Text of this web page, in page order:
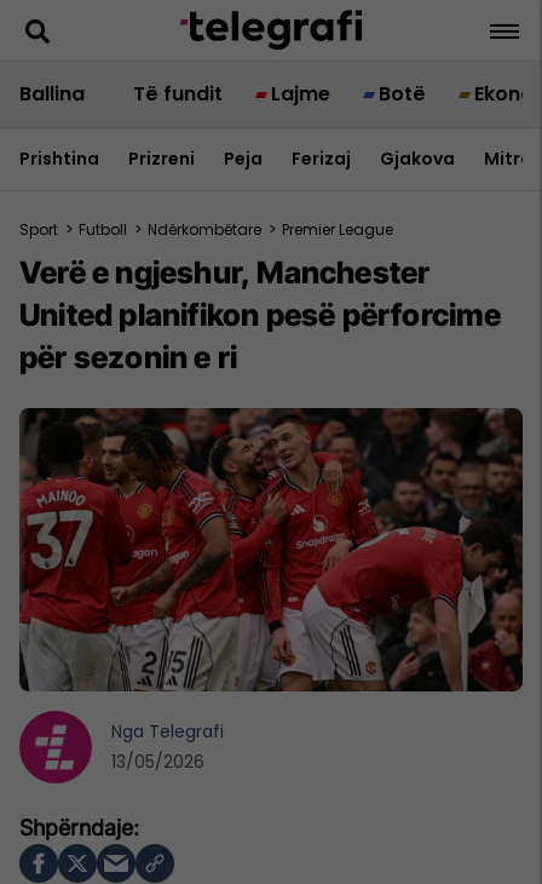
Ballina Të fundit Lajme Botë
Prishtina Prizreni Peja Ferizaj Gjakova
Sport > Futboll > Ndërkombëtare > Premier League
Verë e ngjeshur, Manchester
United planifikon pesë përforcime
për sezonin e ri
Nga Telegrafi
13/05/2026